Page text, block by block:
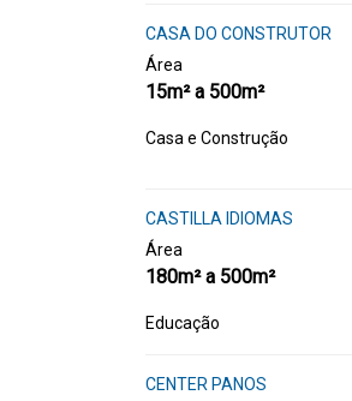
CASA DO CONSTRUTOR
Área
15m² a 500m²
Casa e Construção
CASTILLA IDIOMAS
Área
180m² a 500m²
Educação
CENTER PANOS